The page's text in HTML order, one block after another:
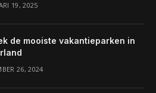
19, 2025
de mooiste vakantieparken in
26, 2024